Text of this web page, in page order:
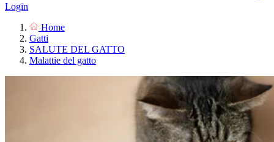
Login
Home
Gatti
SALUTE DEL GATTO
Malattie del gatto